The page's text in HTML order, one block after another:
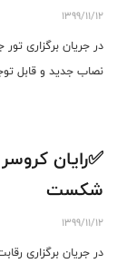
1399/11/12
در جریان برگزاری
نصاب جدید و قابل
✅رایان
شکست
1399/11/12
در جریان برگزاری